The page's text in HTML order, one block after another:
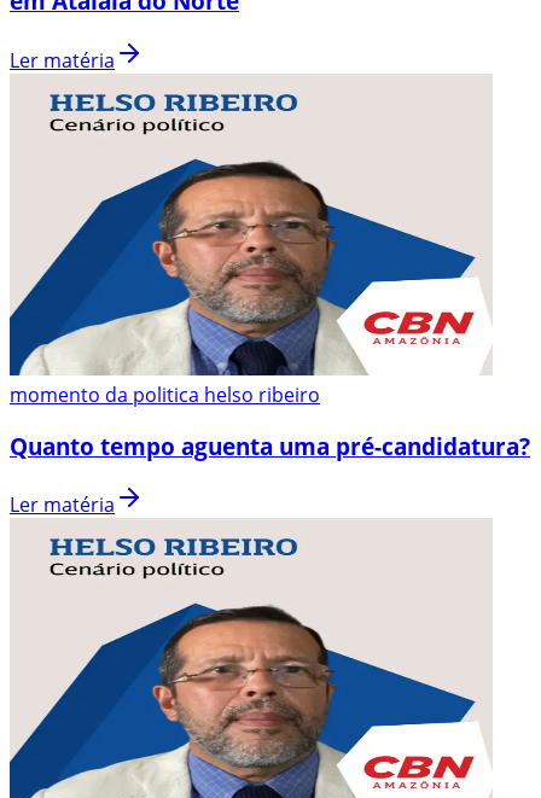
Ler matéria
momento da politica helso ribeiro
Quanto tempo aguenta uma pré-candidatura?
Ler matéria